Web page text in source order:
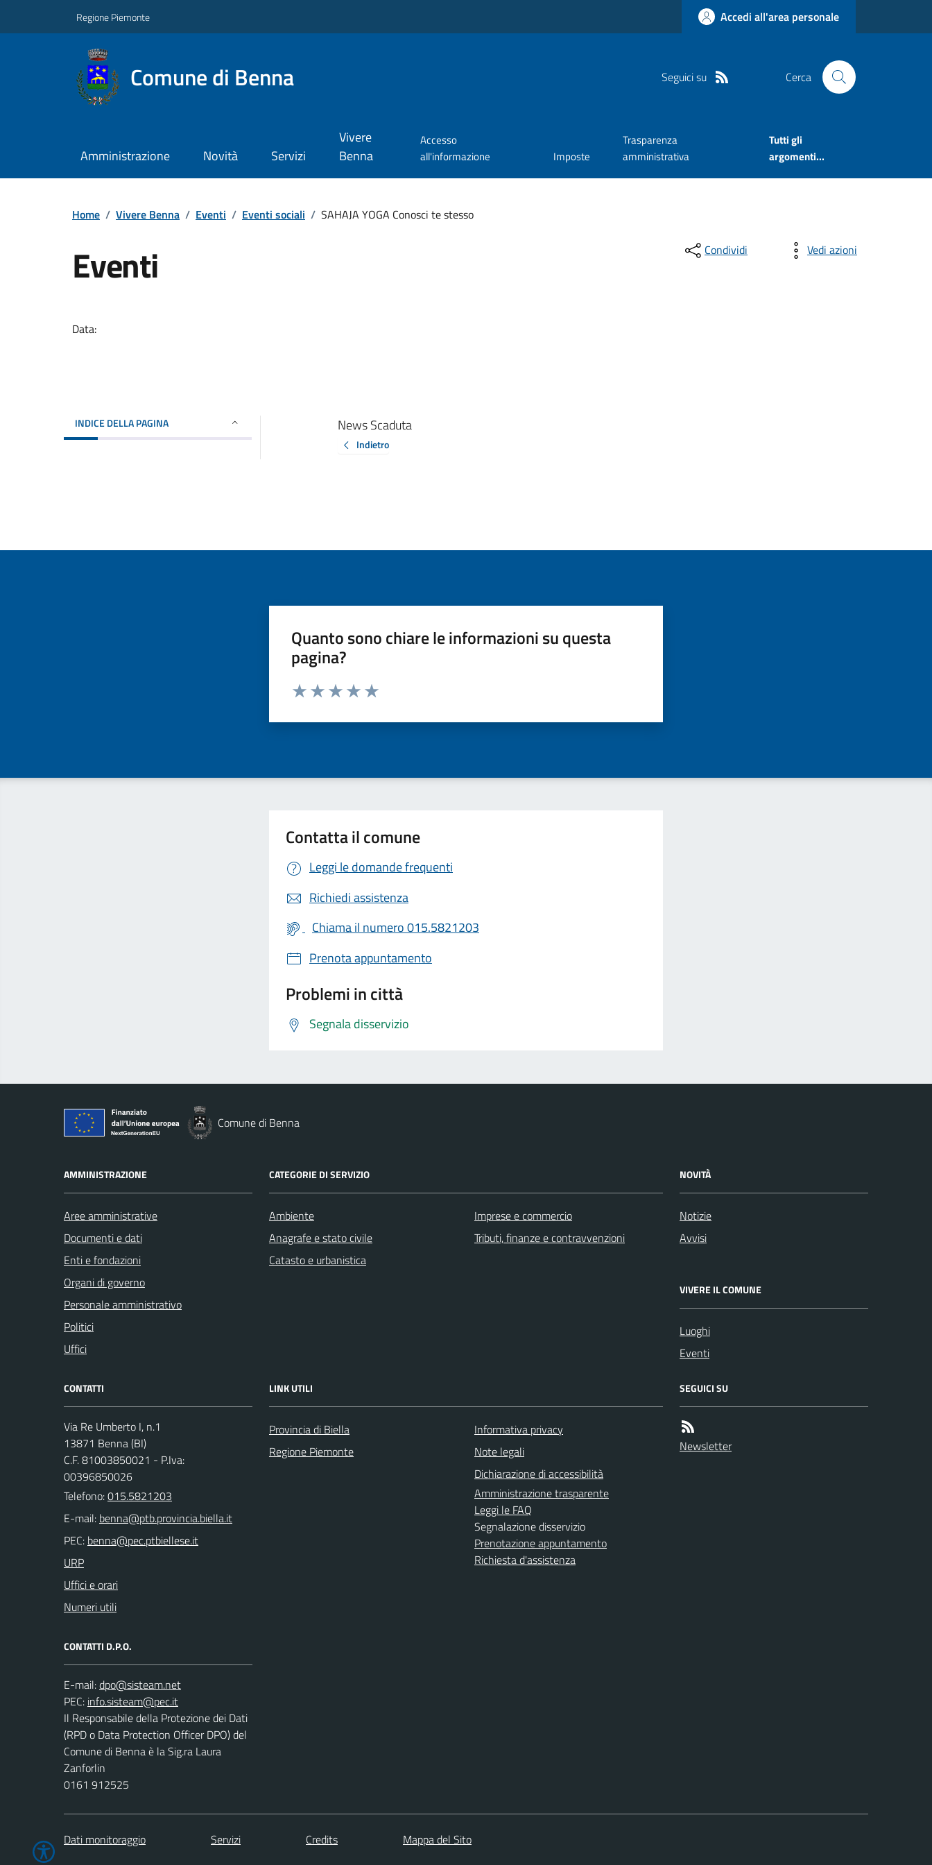
Regione Piemonte Accedi all'area personale
Comune di Benna Seguici su Cerca
Amministrazione Novità Servizi
Vivere
Benna
Accesso
all'informazione
Imposte
Trasparenza
amministrativa
Tutti gli
argomenti...
Home / Vivere Benna / Eventi / Eventi sociali / SAHAJA YOGA Conosci te stesso
Eventi
Data:
Condividi Vedi azioni
INDICE DELLA PAGINA News Scaduta
Indietro
Quanto sono chiare le informazioni su questa
pagina?
Valuta da 1 a 5 stelle la pagina
Contatta il comune
Leggi le domande frequenti
Richiedi assistenza
Chiama il numero 015.5821203
Prenota appuntamento
Problemi in città
Segnala disservizio
Comune di Benna
AMMINISTRAZIONE
Aree amministrative
Documenti e dati
Enti e fondazioni
Organi di governo
Personale amministrativo
Politici
Uffici
CATEGORIE DI SERVIZIO
Ambiente
Anagrafe e stato civile
Catasto e urbanistica
Imprese e commercio
Tributi, finanze e contravvenzioni
NOVITÀ
Notizie
Avvisi
VIVERE IL COMUNE
Luoghi
Eventi
CONTATTI
Via Re Umberto I, n.1
13871 Benna (BI)
C.F. 81003850021 - P.Iva:
00396850026
Telefono:015.5821203
E-mail:
PEC:
URP
Uffici e orari
Numeri utili
CONTATTI D.P.O.
E-mail:
PEC:
Il Responsabile della Protezione dei Dati
(RPD o Data Protection Officer DPO) del
Comune di Benna è la Sig.ra Laura
Zanforlin
0161 912525
LINK UTILI
Provincia di Biella
Regione Piemonte
Informativa privacy
Note legali
Dichiarazione di accessibilità
Amministrazione trasparente
Leggi le FAQ
Segnalazione disservizio
Prenotazione appuntamento
Richiesta d'assistenza
SEGUICI SU
Newsletter
Dati monitoraggio Servizi Credits Mappa del Sito